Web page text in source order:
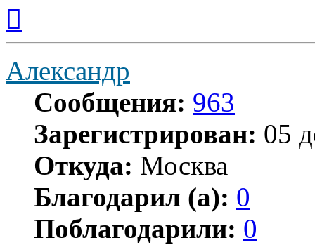
началу
Александр
Сообщения: 963
Зарегистрирован: 05
Откуда: Москва
Благодарил (а): 0
Поблагодарили: 0